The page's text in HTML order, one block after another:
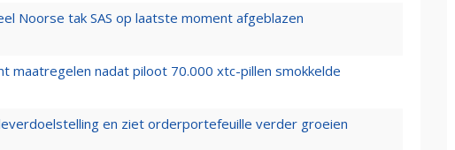
Noorse tak SAS op laatste moment afgeblazen
maatregelen nadat piloot 70.000 xtc-pillen smokkelde
en ziet orderportefeuille verder groeien